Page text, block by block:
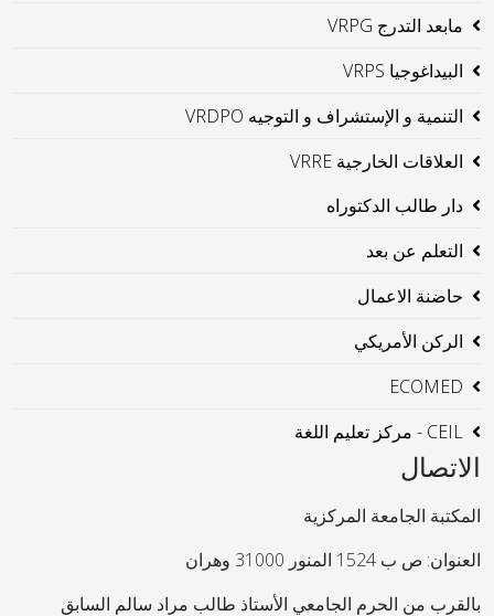
مابعد التدرج VRPG
البيداغوجيا VRPS
التنمية و الإستشراف و التوجيه VRDPO
العلاقات الخارجية VRRE
دار طالب الدكتوراه
التعلم عن بعد
حاضنة الاعمال
الركن الأمريكي
ECOMED
CEIL - مركز تعليم اللغة
الاتصال
المكتبة الجامعة المركزية
العنوان: ص ب 1524 المنور 31000 وهران
بالقرب من الحرم الجامعي الأستاذ طالب مراد سالم السابق